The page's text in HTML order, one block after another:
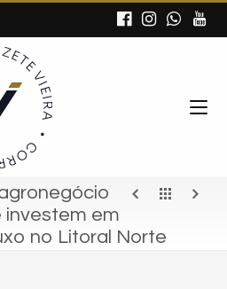
investem em
no Litoral Norte